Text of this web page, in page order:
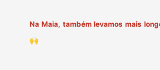
Na Maia, também levamos mais
🙌